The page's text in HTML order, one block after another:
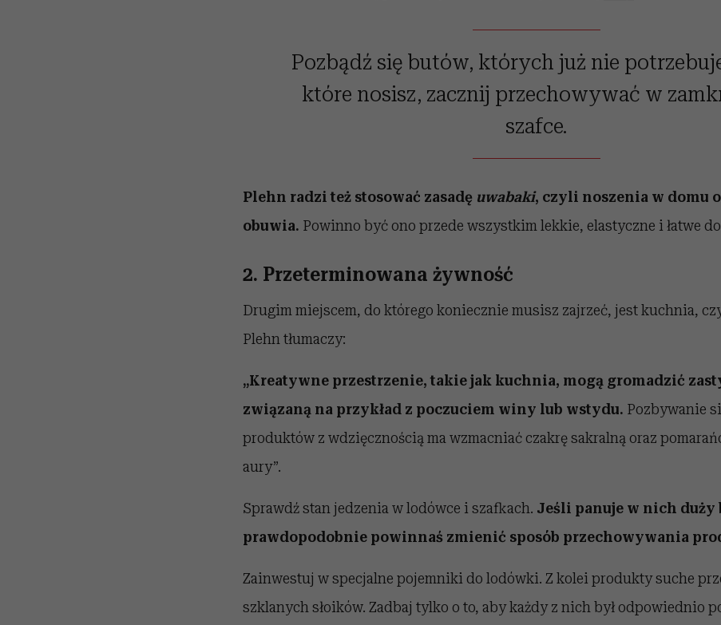
Pozbądź się butów, których już nie
które nosisz, zacznij przechowywać w
szafce.
Plehn radzi też stosować zasadę uwabaki, czyli noszenia w domu
obuwia. Powinno być ono przede wszystkim lekkie, elastyczne i łatwe do
2. Przeterminowana żywność
Drugim miejscem, do którego koniecznie musisz zajrzeć, jest kuchnia,
Plehn tłumaczy:
„Kreatywne przestrzenie, takie jak kuchnia, mogą gromadzić
związaną na przykład z poczuciem winy lub wstydu. Pozbywanie
produktów z wdzięcznością ma wzmacniać czakrę sakralną oraz
aury”.
Sprawdź stan jedzenia w lodówce i szafkach. Jeśli panuje w nich duży
prawdopodobnie powinnaś zmienić sposób przechowywania
Zainwestuj w specjalne pojemniki do lodówki. Z kolei produkty suche
szklanych słoików. Zadbaj tylko o to, aby każdy z nich był odpowiednio